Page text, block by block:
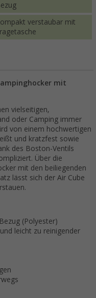
verstaubar mit
mit
vielseitigen,
oder Camping immer
von einem hochwertigen
und kratzfest sowie
des Boston-Ventils
Über die
mit den beiliegenden
lässt sich der Air Cube
(Polyester)
leicht zu reinigender